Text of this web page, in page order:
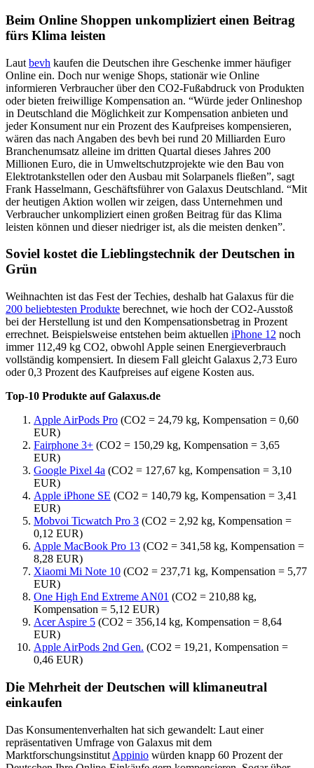
Beim Online Shoppen unkompliziert einen Beitrag
fürs Klima leisten
Laut bevh kaufen die Deutschen ihre Geschenke immer häufiger
Online ein. Doch nur wenige Shops, stationär wie Online
informieren Verbraucher über den CO2-Fußabdruck von Produkten
oder bieten freiwillige Kompensation an. “Würde jeder Onlineshop
in Deutschland die Möglichkeit zur Kompensation anbieten und
jeder Konsument nur ein Prozent des Kaufpreises kompensieren,
wären das nach Angaben des bevh bei rund 20 Milliarden Euro
Branchenumsatz alleine im dritten Quartal dieses Jahres 200
Millionen Euro, die in Umweltschutzprojekte wie den Bau von
Elektrotankstellen oder den Ausbau mit Solarpanels fließen”, sagt
Frank Hasselmann, Geschäftsführer von Galaxus Deutschland. “Mit
der heutigen Aktion wollen wir zeigen, dass Unternehmen und
Verbraucher unkompliziert einen großen Beitrag für das Klima
leisten können und dieser niedriger ist, als die meisten denken”.
Soviel kostet die Lieblingstechnik der Deutschen in
Grün
Weihnachten ist das Fest der Techies, deshalb hat Galaxus für die
200 beliebtesten Produkte berechnet, wie hoch der CO2-Ausstoß
bei der Herstellung ist und den Kompensationsbetrag in Prozent
errechnet. Beispielsweise entstehen beim aktuellen iPhone 12 noch
immer 112,49 kg CO2, obwohl Apple seinen Energieverbrauch
vollständig kompensiert. In diesem Fall gleicht Galaxus 2,73 Euro
oder 0,3 Prozent des Kaufpreises auf eigene Kosten aus.
Top-10 Produkte auf Galaxus.de
Apple AirPods Pro (CO2 = 24,79 kg, Kompensation = 0,60
EUR)
Fairphone 3+ (CO2 = 150,29 kg, Kompensation = 3,65
EUR)
Google Pixel 4a (CO2 = 127,67 kg, Kompensation = 3,10
EUR)
Apple iPhone SE (CO2 = 140,79 kg, Kompensation = 3,41
EUR)
Mobvoi Ticwatch Pro 3 (CO2 = 2,92 kg, Kompensation =
0,12 EUR)
Apple MacBook Pro 13 (CO2 = 341,58 kg, Kompensation =
8,28 EUR)
Xiaomi Mi Note 10 (CO2 = 237,71 kg, Kompensation = 5,77
EUR)
One High End Extreme AN01 (CO2 = 210,88 kg,
Kompensation = 5,12 EUR)
Acer Aspire 5 (CO2 = 356,14 kg, Kompensation = 8,64
EUR)
Apple AirPods 2nd Gen. (CO2 = 19,21, Kompensation =
0,46 EUR)
Die Mehrheit der Deutschen will klimaneutral
einkaufen
Das Konsumentenverhalten hat sich gewandelt: Laut einer
repräsentativen Umfrage von Galaxus mit dem
Marktforschungsinstitut Appinio würden knapp 60 Prozent der